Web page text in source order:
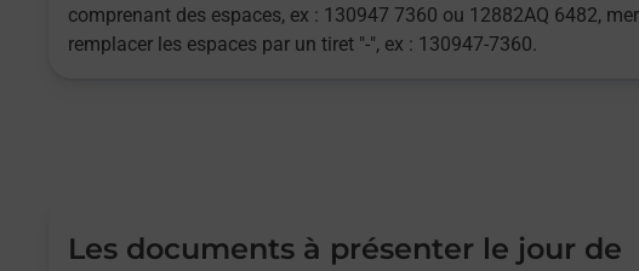
comprenant des espaces, ex : 130947 7360 ou 12882AQ 6482,
remplacer les espaces par un tiret "-", ex : 130947-7360.
Les documents à présenter le jour de